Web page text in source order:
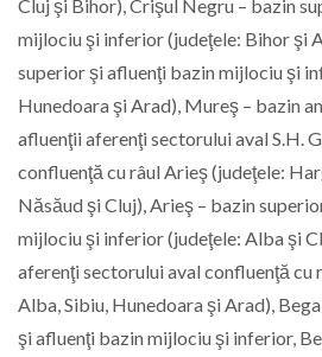
Cluj şi Bihor), Crişul Negru – bazin
mijlociu şi inferior (judeţele: Bihor şi
superior şi afluenţi bazin mijlociu şi
Hunedoara şi Arad), Mureş – bazin
afluenţii aferenţi sectorului aval S.H.
confluenţă cu râul Arieş (judeţele:
Năsăud şi Cluj), Arieş – bazin
mijlociu şi inferior (judeţele: Alba şi
aferenţi sectorului aval confluenţă cu
Alba, Sibiu, Hunedoara şi Arad),
şi afluenţi bazin mijlociu şi inferior,